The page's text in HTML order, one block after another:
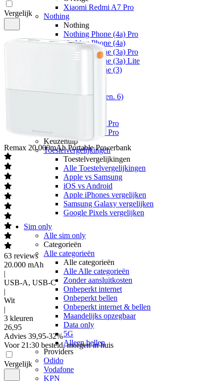
Xiaomi Redmi A7 Pro
Nothing
Nothing
Nothing Phone (4a) Pro
Nothing Phone (4a)
Nothing Phone (3a) Pro
Nothing Phone (3a) Lite
Nothing Phone (3)
Fairphone (Gen. 6)
Realme GT 8 Pro
Realme GT 7 Pro
Keuzehulp
Toestelvergelijkingen
Toestelvergelijkingen
Alle Toestelvergelijkingen
Apple vs Samsung
iOS vs Android
Apple iPhones vergelijken
Samsung Galaxy vergelijken
Google Pixels vergelijken
Sim only
Alle sim only
Categorieën
Alle categorieën
Alle categorieën
Alle Alle categorieën
Zonder aansluitkosten
Onbeperkt internet
Onbeperkt bellen
Onbeperkt internet & bellen
Maandelijks opzegbaar
Data only
5G
Alleen bellen
Providers
Odido
Vodafone
KPN
Vergelijk
Remax 20.000mAh Portable Powerbank
63 reviews
20.000 mAh
|
USB-A, USB-C
|
Wit
|
3 kleuren
26,95
Advies 39,95-32%
Voor 21:30 besteld, morgen in huis
Vergelijk